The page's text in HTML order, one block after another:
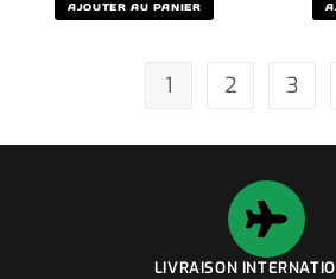
AJOUTER AU PANIER
1 2 3
LIVRAISON